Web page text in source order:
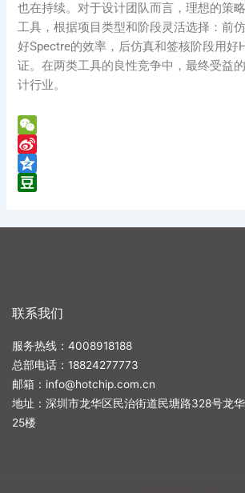
也在持续。对于设计团队而言，理想的策
工具，根据项目类型和阶段灵活选择：前
好Spectre的效率，后仿真和签核阶段用好
证。在两类工具的良性竞争中，最终受益
计行业。
WeChat
Sina
Weibo
Qzone
联系我们
服务热线：4008918188
总部电话： 18824277773
邮箱： info@hotchip.com.cn
地址：深圳市龙华区民治街道民塘路328号龙
25楼